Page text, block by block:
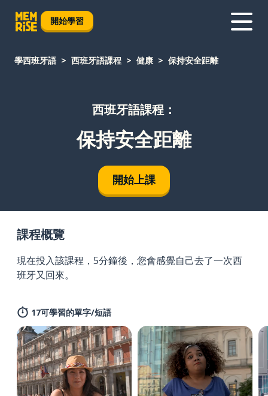
開始學習
學西班牙語 西班牙語課程 健康 保持安全距離
西班牙語課程：
保持安全距離
開始上課
課程概覽
現在投入該課程，5分鐘後，您會感覺自己去了一次西
班牙又回來。
17可學習的單字/短語